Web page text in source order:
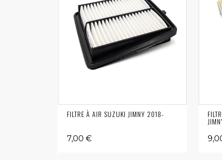
FILTRE À AIR SUZUKI JIMNY 2018-
7,00 €